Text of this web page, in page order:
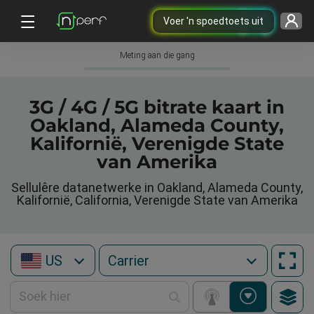
Voer 'n spoedtoets uit
Meting aan die gang
3G / 4G / 5G bitrate kaart in
Oakland, Alameda County,
Kalifornië, Verenigde State
van Amerika
Sellulêre datanetwerke in Oakland, Alameda County,
Kalifornië, California, Verenigde State van Amerika
US